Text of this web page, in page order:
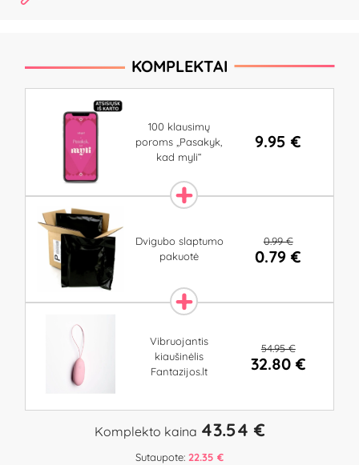
KOMPLEKTAI
100 klausimų
poroms „Pasakyk,
kad myli“
9.95 €
Dvigubo slaptumo
pakuotė
0.99 €
0.79 €
Vibruojantis
kiaušinėlis
Fantazijos.lt
54.95 €
32.80 €
Komplekto kaina 43.54 €
Sutaupote: 22.35 €